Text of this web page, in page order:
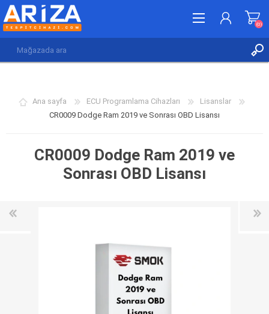
(0)
(0)
Ana sayfa ECU Programlama Cihazları
Lisanslar
CR0009 Dodge Ram 2019 ve Sonrası OBD Lisansı
CR0009 Dodge Ram 2019 ve
Sonrası OBD Lisansı